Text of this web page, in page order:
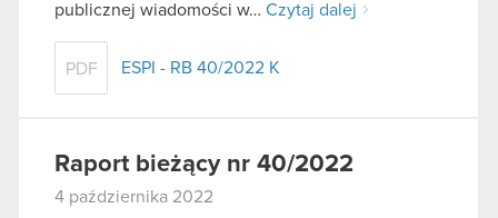
publicznej wiadomości w… Czytaj dalej
PDF ESPI - RB 40/2022 K
Raport bieżący nr 40/2022
4 października 2022